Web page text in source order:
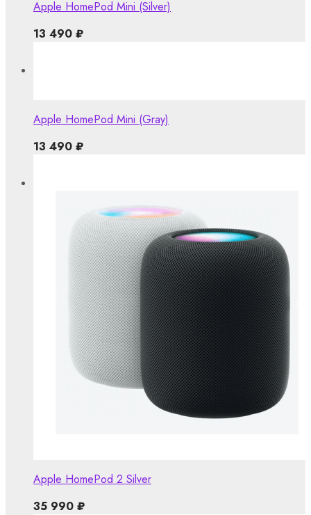
Apple HomePod Mini (Silver)
13 490 ₽
Apple HomePod Mini (Gray)
13 490 ₽
Apple HomePod 2 Silver
35 990 ₽